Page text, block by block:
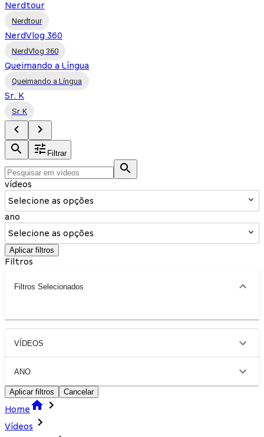
Nerdtour
Nerdtour
NerdVlog 360
NerdVlog 360
Queimando a Língua
Queimando a Língua
Sr. K
Sr. K
Filtrar
vídeos
Selecione as opções
ano
Selecione as opções
Aplicar filtros
Filtros
Filtros Selecionados
VÍDEOS
ANO
Aplicar filtros Cancelar
Home
Vídeos